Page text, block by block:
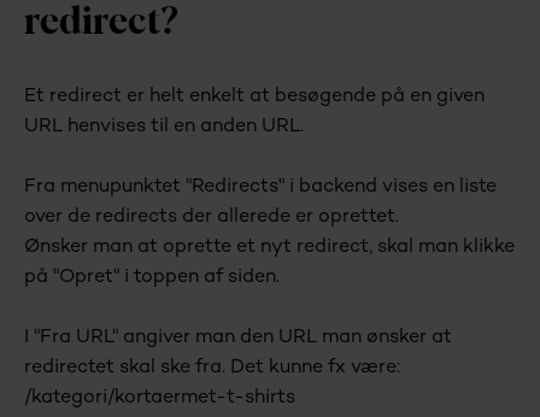
redirect?
Et redirect er helt enkelt at besøgende på en given
URL henvises til en anden URL.
Fra menupunktet "Redirects" i backend vises en liste
over de redirects der allerede er oprettet.
Ønsker man at oprette et nyt redirect, skal man klikke
på "Opret" i toppen af siden.
I "Fra URL" angiver man den URL man ønsker at
redirectet skal ske fra. Det kunne fx være:
/kategori/kortaermet-t-shirts